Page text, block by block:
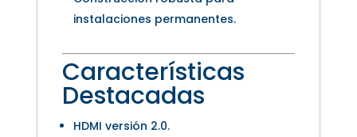
instalaciones permanentes.
Características
Destacadas
HDMI versión 2.0.